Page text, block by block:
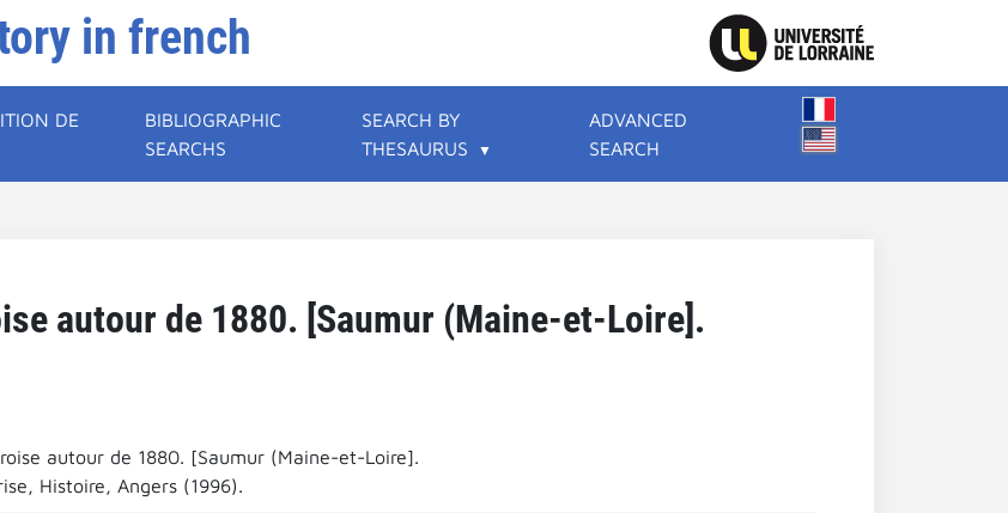
in french
DE
BIBLIOGRAPHIC
SEARCHS
SEARCH BY
THESAURUS
ADVANCED
SEARCH
autour de 1880. [Saumur (Maine-et-Loire].
autour de 1880. [Saumur (Maine-et-Loire].
Histoire, Angers (1996).